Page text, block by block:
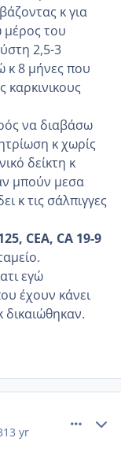
κ για
μέρος του
2,5-3
κ 8 μήνες που
καρκινικους
να διαβάσω
κ χωρίς
δείκτη κ
μπούν μεσα
κ τις σάλπιγγες
CEA, CA 19-9
εγώ
έχουν κάνει
13 yr